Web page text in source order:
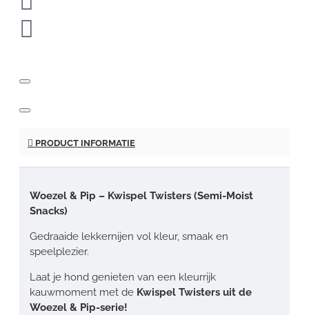
PRODUCT INFORMATIE
Woezel & Pip – Kwispel Twisters (Semi-Moist
Snacks)
Gedraaide lekkernijen vol kleur, smaak en
speelplezier.
Laat je hond genieten van een kleurrijk
kauwmoment met de Kwispel Twisters uit de
Woezel & Pip-serie!